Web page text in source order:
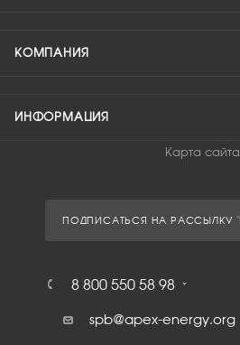
КОМПАНИЯ
ИНФОРМАЦИЯ
Карта сайта
ПОДПИСАТЬСЯ НА РАССЫЛКУ
8 800 550 58 98
spb@apex-energy.org